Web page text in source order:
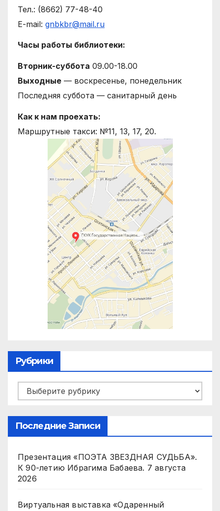
Тел.: (8662) 77-48-40
E-mail: gnbkbr@mail.ru
Часы работы библиотеки:
Вторник-суббота 09.00-18.00
Выходные — воскресенье, понедельник
Последняя суббота — санитарный день
Как к нам проехать:
Маршрутные такси: №11, 13, 17, 20.
Рубрики
Рубрики
Последние Записи
Презентация «ПОЭТА ЗВЕЗДНАЯ СУДЬБА».
К 90-летию Ибрагима Бабаева. 7 августа
2026
Виртуальная выставка «Одаренный